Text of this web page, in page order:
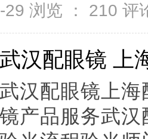
浏览 ： 210 评
武汉配眼镜 上
武汉配眼镜上
镜产品服务武